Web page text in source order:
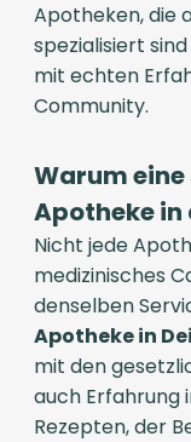
Apotheken, die
spezialisiert
mit echten
Community.
Warum
Apotheke in
Nicht jede
medizinisches
denselben
Apotheke in
mit den
auch Erfahrung
Rezepten, der